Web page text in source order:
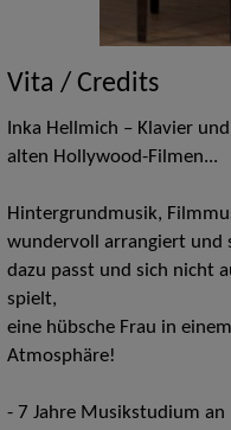
Vita / Credits
Inka Hellmich – Klavier
alten Hollywood-Filmen...
Hintergrundmusik,
wundervoll arrangiert und
dazu passt und sich nicht
spielt,
eine hübsche Frau in
Atmosphäre!
- 7 Jahre Musikstudium